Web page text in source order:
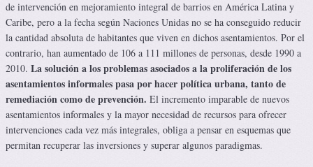
de intervención en mejoramiento integral de barrios en América Latina y
Caribe, pero a la fecha según Naciones Unidas no se ha conseguido reducir
la cantidad absoluta de habitantes que viven en dichos asentamientos. Por el
contrario, han aumentado de 106 a 111 millones de personas, desde 1990 a
2010. La solución a los problemas asociados a la proliferación de los
asentamientos informales pasa por hacer política urbana, tanto de
remediación como de prevención. El incremento imparable de nuevos
asentamientos informales y la mayor necesidad de recursos para ofrecer
intervenciones cada vez más integrales, obliga a pensar en esquemas que
permitan recuperar las inversiones y superar algunos paradigmas.